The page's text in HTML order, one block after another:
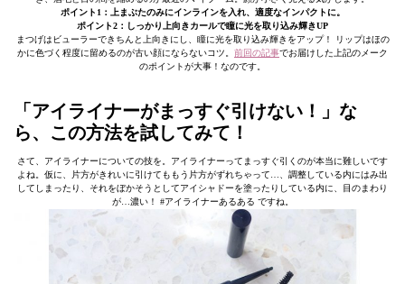
ポイント1：上まぶたのみにインラインを入れ、適度なインパクトに。
ポイント2：しっかり上向きカールで瞳に光を取り込み輝きUP
まつげはビューラーできちんと上向きにし、瞳に光を取り込み輝きをアップ！ リップはほの
かに色づく程度に留めるのが古い顔にならないコツ。 前回の記事でお届けした上記のメーク
のポイントが大事！なのです。
「アイライナーがまっすぐ引けない！」な
ら、この方法を試してみて！
さて、アイライナーについての技を。アイライナーってまっすぐ引くのが本当に難しいです
よね。仮に、片方がきれいに引けてももう片方がずれちゃって…、調整している内にはみ出
してしまったり、それをぼかそうとしてアイシャドーを塗ったりしている内に、目のまわり
が…濃い！ #アイライナーあるある ですね。